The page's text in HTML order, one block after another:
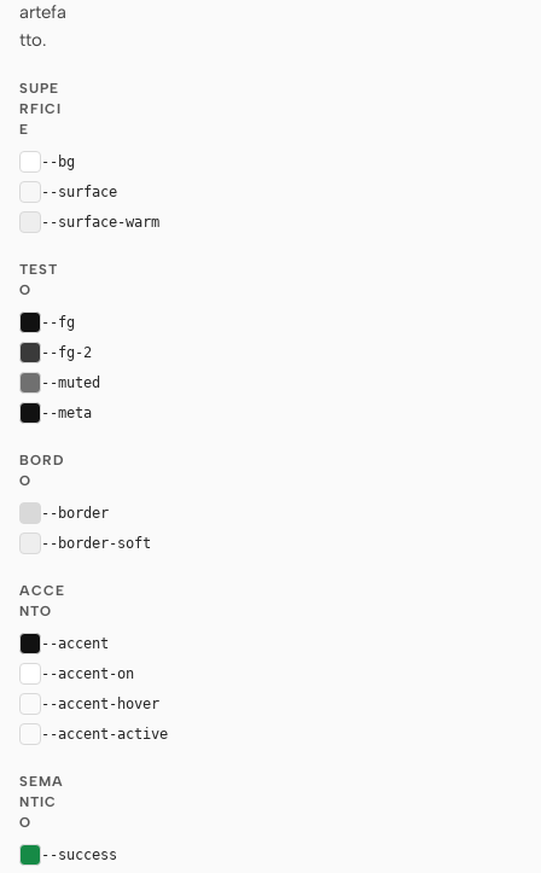
artefa
tto.
SUPE
RFICI
E
--bg
--surface
--surface-warm
TEST
O
--fg
--fg-2
--muted
--meta
BORD
O
--border
--border-soft
ACCE
NTO
--accent
--accent-on
--accent-hover
--accent-active
SEMA
NTIC
O
--success